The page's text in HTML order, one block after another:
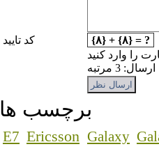
کد تایید
{۸} + {۸} = ?
را وارد کنید
3 مرتبه
برچسب ها
E7 Ericsson Galaxy